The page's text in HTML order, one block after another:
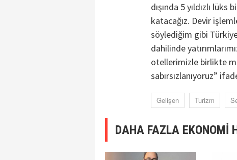
dışında 5 yıldızlı
katacağız. Devir
söylediğim gibi
dahilinde
otellerimizle birlikte
sabırsızlanıyoruz”
Gelişen Turizm
DAHA FAZLA EKONOMİ